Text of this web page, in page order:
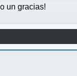
un gracias!